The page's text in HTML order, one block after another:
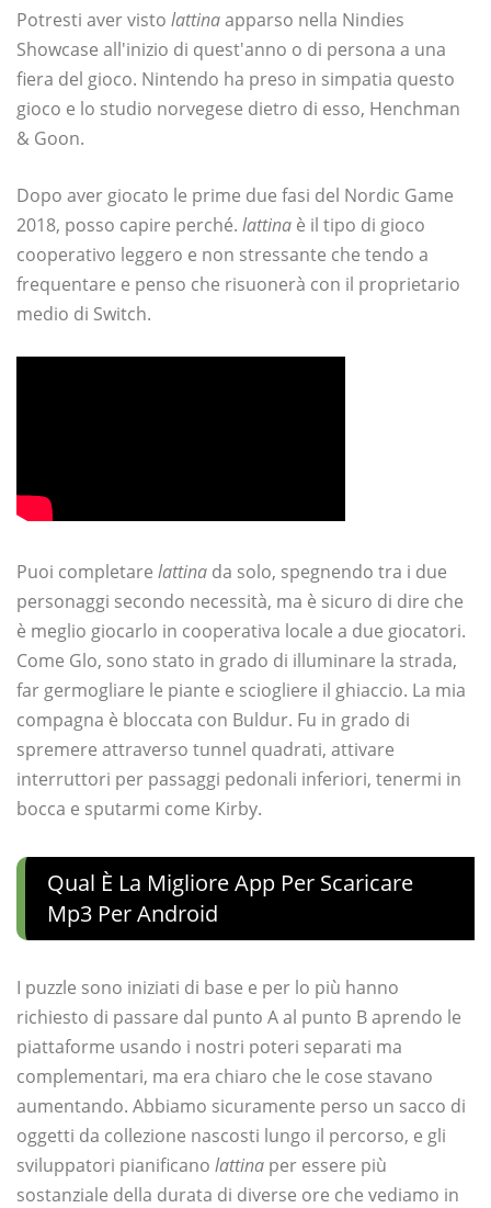
Potresti aver visto lattinaapparso nella Nindies
Showcase all'inizio di quest'anno o di persona a una
fiera del gioco. Nintendo ha preso in simpatia questo
gioco e lo studio norvegese dietro di esso, Henchman
& Goon.
Dopo aver giocato le prime due fasi del Nordic Game
2018, posso capire perché. lattina è il tipo di gioco
cooperativo leggero e non stressante che tendo a
frequentare e penso che risuonerà con il proprietario
medio di Switch.
Puoi completare lattina da solo, spegnendo tra i due
personaggi secondo necessità, ma è sicuro di dire che
è meglio giocarlo in cooperativa locale a due giocatori.
Come Glo, sono stato in grado di illuminare la strada,
far germogliare le piante e sciogliere il ghiaccio. La mia
compagna è bloccata con Buldur. Fu in grado di
spremere attraverso tunnel quadrati, attivare
interruttori per passaggi pedonali inferiori, tenermi in
bocca e sputarmi come Kirby.
Qual È La Migliore App Per Scaricare
Mp3 Per Android
I puzzle sono iniziati di base e per lo più hanno
richiesto di passare dal punto A al punto B aprendo le
piattaforme usando i nostri poteri separati ma
complementari, ma era chiaro che le cose stavano
aumentando. Abbiamo sicuramente perso un sacco di
oggetti da collezione nascosti lungo il percorso, e gli
sviluppatori pianificano lattina per essere più
sostanziale della durata di diverse ore che vediamo in